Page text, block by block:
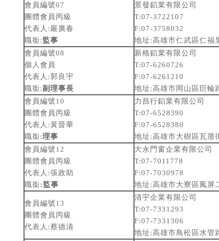
會員編號07
團體會員丙級
代表人:嚴廣春
職銜:監事
景發鋁業有限公司
T:07-3722107
F:07-3758032
地址:高雄市仁武區仁福
會員編號08
個人會員
代表人:郭良宇
職銜:副理事長
新格鋁業有限公司
T:07-6260726
F:07-6261210
地址:高雄市岡山區巨輪
會員編號10
團體會員丙級
代表人:黃晉華
職銜:理事
力昌行鋁業有限公司
T:07-6528390
F:07-6528380
地址:高雄市大樹區瓦厝
會員編號12
團體會員丙級
代表人:張政助
職銜:監事
大永門窗企業有限公司
T:07-7011778
F:07-7030978
地址:高雄市大寮區鳳屏
會員編號13
團體會員丙級
代表人:蔡德清
清宇企業有限公司
T:07-7331293
F:07-7331306
地址:高雄市鳥松區水管